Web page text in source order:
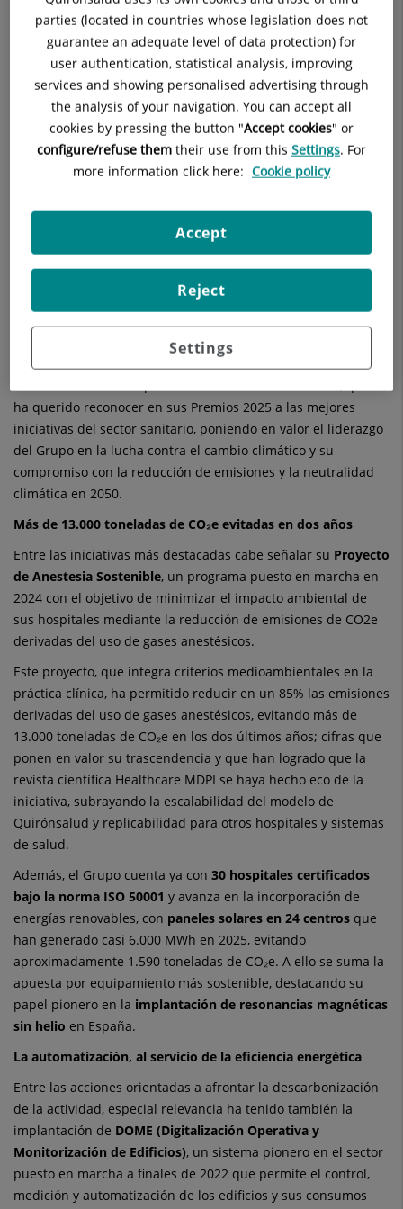
y avanzar hacia un modelo hospitalario cada vez más
eficiente, innovador y responsable en un entorno de
crecimiento de la actividad quirúrgica, lo que le otorga un
mayor valor, si cabe, y pone de manifiesto el cambio de la
práctica clínica y el compromiso de los profesionales.
Plan de Energía, Adaptación y Mitigación del Cambio
Climático (PEAM)de Quirónsalud constituye una
herramienta de gobernanza y mejora continua que responde
consumo de recursos energéticos y de las emisiones de
carbono, con una visión integral que combina digitalización,
eficiencia energética, autoconsumo renovable, energía verde,
reducción de emisiones energéticas y no energéticas, y
sensibilización de todas las personas que forman parte del
Grupo.
La transcendencia de esta iniciativa le ha valido el
ha querido reconocer en sus Premios 2025 a las mejores
iniciativas del sector sanitario, poniendo en valor el liderazgo
del Grupo en la lucha contra el cambio climático y su
compromiso con la reducción de emisiones y la neutralidad
climática en 2050.
Más de 13.000 toneladas de CO₂e evitadas en dos años
Entre las iniciativas más destacadas cabe señalar su Proyecto
de Anestesia Sostenible, un programa puesto en marcha en
2024 con el objetivo de minimizar el impacto ambiental de
sus hospitales mediante la reducción de emisiones de CO2e
derivadas del uso de gases anestésicos.
Este proyecto, que integra criterios medioambientales en la
práctica clínica, ha permitido reducir en un 85% las emisiones
derivadas del uso de gases anestésicos, evitando más de
13.000 toneladas de CO₂e en los dos últimos años; cifras que
ponen en valor su trascendencia y que han logrado que la
revista científica Healthcare MDPI se haya hecho eco de la
iniciativa, subrayando la escalabilidad del modelo de
Quirónsalud y replicabilidad para otros hospitales y sistemas
de salud.
Además, el Grupo cuenta ya con 30 hospitales certificados
bajo la norma ISO 50001 y avanza en la incorporación de
energías renovables, con paneles solares en 24 centros que
han generado casi 6.000 MWh en 2025, evitando
aproximadamente 1.590 toneladas de CO₂e. A ello se suma la
apuesta por equipamiento más sostenible, destacando su
papel pionero en la implantación de resonancias magnéticas
sin helio en España.
La automatización, al servicio de la eficiencia energética
Entre las acciones orientadas a afrontar la descarbonización
de la actividad, especial relevancia ha tenido también la
implantación de DOME (Digitalización Operativa y
Monitorización de Edificios), un sistema pionero en el sector
puesto en marcha a finales de 2022 que permite el control,
medición y automatización de los edificios y sus consumos
parties (located in countries whose legislation does not
guarantee an adequate level of data protection) for
user authentication, statistical analysis, improving
services and showing personalised advertising through
the analysis of your navigation. You can accept all
cookies by pressing the button "Accept cookies" or
configure/refuse them their use from this Settings. For
more information click here: Cookie policy
Settings
Reject
Accept